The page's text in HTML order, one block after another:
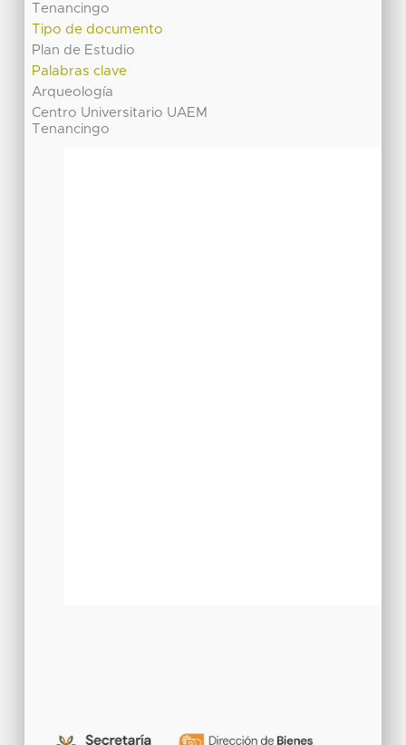
Tenancingo
Tipo de documento
Plan de Estudio
Palabras clave
Arqueología
Centro Universitario UAEM
Tenancingo